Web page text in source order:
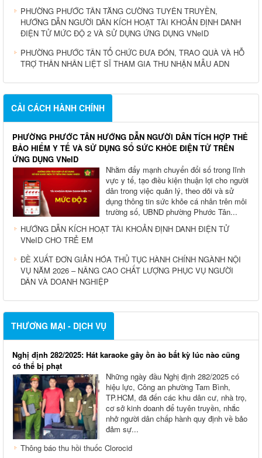
PHƯỜNG PHƯỚC TÂN TĂNG CƯỜNG TUYÊN TRUYỀN,
HƯỚNG DẪN NGƯỜI DÂN KÍCH HOẠT TÀI KHOẢN ĐỊNH DANH
ĐIỆN TỬ MỨC ĐỘ 2 VÀ SỬ DỤNG ỨNG DỤNG VNeID
PHƯỜNG PHƯỚC TÂN TỔ CHỨC ĐƯA ĐÓN, TRAO QUÀ VÀ HỖ
TRỢ THÂN NHÂN LIỆT SĨ THAM GIA THU NHẬN MẪU ADN
CẢI CÁCH HÀNH CHÍNH
PHƯỜNG PHƯỚC TÂN HƯỚNG DẪN NGƯỜI DÂN TÍCH HỢP THẺ
BẢO HIỂM Y TẾ VÀ SỬ DỤNG SỔ SỨC KHỎE ĐIỆN TỬ TRÊN
ỨNG DỤNG VNeID
Nhằm đẩy mạnh chuyển đổi số trong lĩnh
vực y tế, tạo điều kiện thuận lợi cho người
dân trong việc quản lý, theo dõi và sử
dụng thông tin sức khỏe cá nhân trên môi
trường số, UBND phường Phước Tân...
HƯỚNG DẪN KÍCH HOẠT TÀI KHOẢN ĐỊNH DANH ĐIỆN TỬ
VNeID CHO TRẺ EM
ĐỀ XUẤT ĐƠN GIẢN HÓA THỦ TỤC HÀNH CHÍNH NGÀNH NỘI
VỤ NĂM 2026 – NÂNG CAO CHẤT LƯỢNG PHỤC VỤ NGƯỜI
DÂN VÀ DOANH NGHIỆP
THƯƠNG MẠI - DỊCH VỤ
Nghị định 282/2025: Hát karaoke gây ồn ào bất kỳ lúc nào cũng
có thể bị phạt
Những ngày đầu Nghị định 282/2025 có
hiệu lực, Công an phường Tam Bình,
TP.HCM, đã đến các khu dân cư, nhà trọ,
cơ sở kinh doanh để tuyên truyền, nhắc
nhở người dân chấp hành quy định về bảo
đảm sự...
Thông báo thu hồi thuốc Clorocid